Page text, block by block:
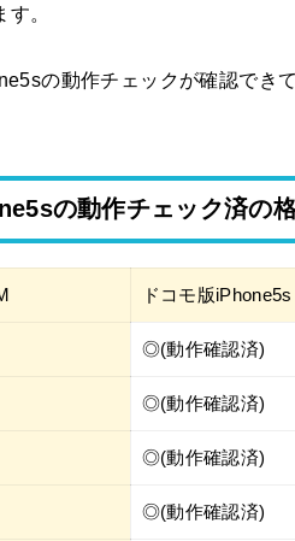
。
の動作チェックが確認でき
の動作チェック済の
ドコモ版iPhone5s
◎(動作確認済)
◎(動作確認済)
◎(動作確認済)
◎(動作確認済)